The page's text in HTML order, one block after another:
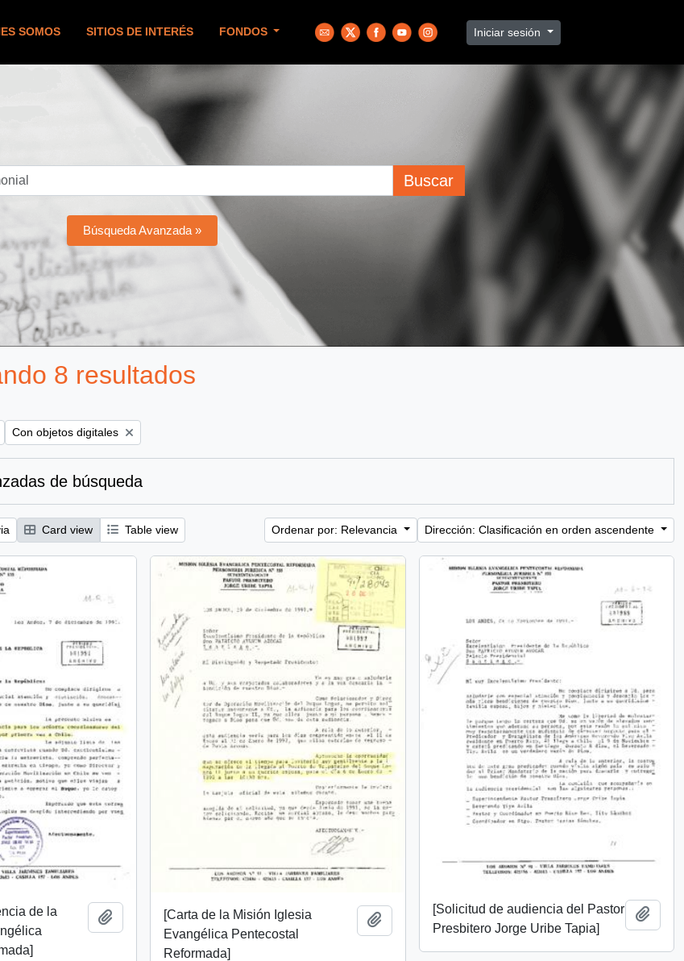
SOMOS SITIOS DE INTERÉS FONDOS Iniciar sesión
Buscar
Búsqueda Avanzada »
8 resultados
Remove filter:
Con objetos digitales
de búsqueda
Card view Table view Ordenar por: Relevancia Dirección: Clasificación en orden ascendente
de la
Añadir al portapapeles
[Carta de la Misión Iglesia
Evangélica Pentecostal
Reformada]
Añadir al portapapeles
[Solicitud de audiencia del Pastor
Presbitero Jorge Uribe Tapia]